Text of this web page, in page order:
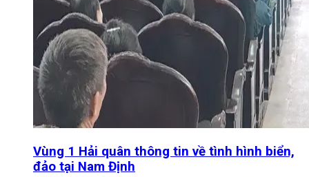
Vùng 1 Hải quân thông tin về tình hình biển,
đảo tại Nam Định